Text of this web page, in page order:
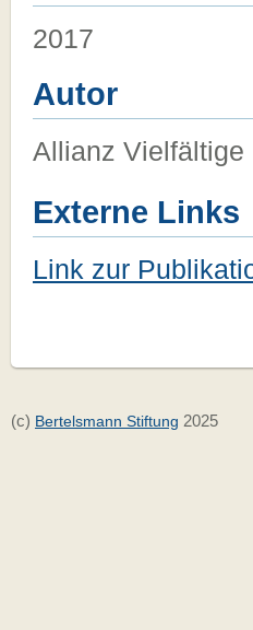
2017
Autor
Allianz Vielfältige
Externe Links
Link zur
(c) Bertelsmann Stiftung 2025